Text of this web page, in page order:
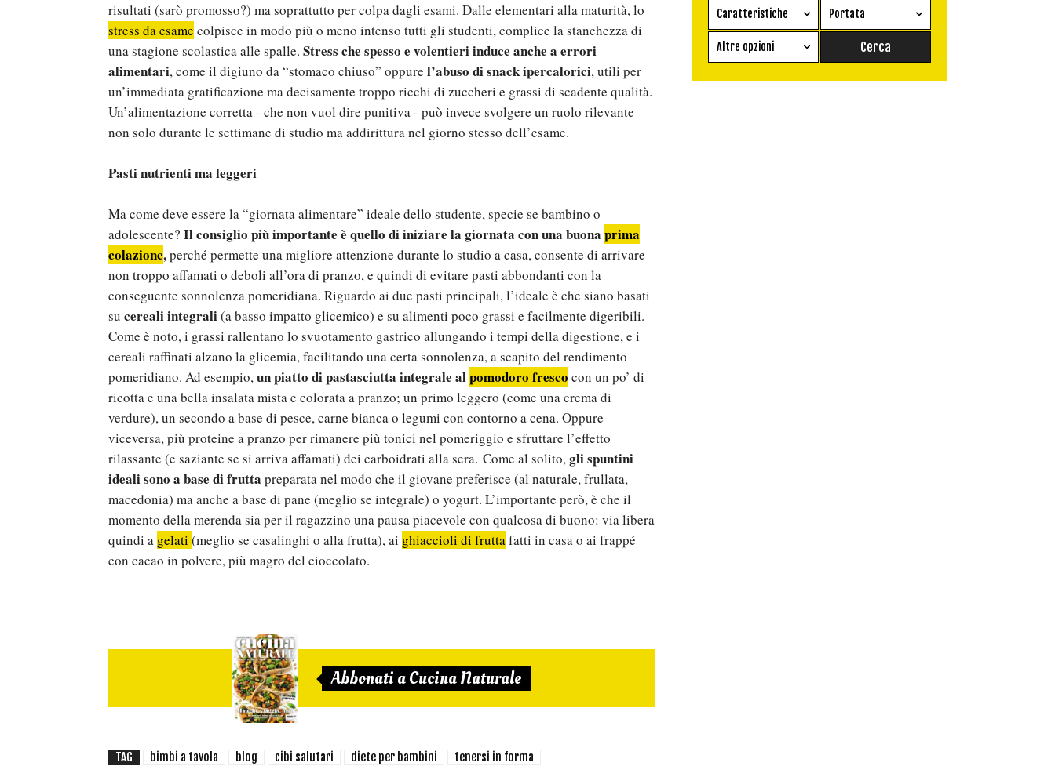
risultati (sarò promosso?) ma soprattutto per colpa dagli esami. Dalle elementari alla maturità, lo
stress da esame colpisce in modo più o meno intenso tutti gli studenti, complice la stanchezza di
una stagione scolastica alle spalle. Stress che spesso e volentieri induce anche a errori
alimentari, come il digiuno da “stomaco chiuso” oppure l’abuso di snack ipercalorici, utili per
un’immediata gratificazione ma decisamente troppo ricchi di zuccheri e grassi di scadente qualità.
Un’alimentazione corretta - che non vuol dire punitiva - può invece svolgere un ruolo rilevante
non solo durante le settimane di studio ma addirittura nel giorno stesso dell’esame.
Pasti nutrienti ma leggeri
Ma come deve essere la “giornata alimentare” ideale dello studente, specie se bambino o
adolescente? Il consiglio più importante è quello di iniziare la giornata con una buona prima
colazione,perché permette una migliore attenzione durante lo studio a casa, consente di arrivare
non troppo affamati o deboli all’ora di pranzo, e quindi di evitare pasti abbondanti con la
conseguente sonnolenza pomeridiana. Riguardo ai due pasti principali, l’ideale è che siano basati
su cereali integrali(a basso impatto glicemico) e su alimenti poco grassi e facilmente digeribili.
Come è noto, i grassi rallentano lo svuotamento gastrico allungando i tempi della digestione, e i
cereali raffinati alzano la glicemia, facilitando una certa sonnolenza, a scapito del rendimento
pomeridiano. Ad esempio,un piatto di pastasciutta integrale alpomodoro fresco con un po’ di
ricotta e una bella insalata mista e colorata a pranzo; un primo leggero (come una crema di
verdure), un secondo a base di pesce, carne bianca o legumi con contorno a cena. Oppure
viceversa, più proteine a pranzo per rimanere più tonici nel pomeriggio e sfruttare l’effetto
rilassante (e saziante se si arriva affamati) dei carboidrati alla sera. Come al solito,gli spuntini
ideali sono a base di frutta preparata nel modo che il giovane preferisce (al naturale, frullata,
macedonia) ma anche a base di pane (meglio se integrale) o yogurt. L’importante però, è che il
momento della merenda sia per il ragazzino una pausa piacevole con qualcosa di buono: via libera
quindi a gelati (meglio se casalinghi o alla frutta), ai ghiaccioli di fruttafatti in casa o ai frappé
con cacao in polvere, più magro del cioccolato.
Abbonati a Cucina Naturale
TAG bimbi a tavola blog cibi salutari diete per bambini tenersi in forma
Caratteristiche
Ricetta vegetariana
Senza glutine
Portata
Antipasto
Conserva
Altre opzioni